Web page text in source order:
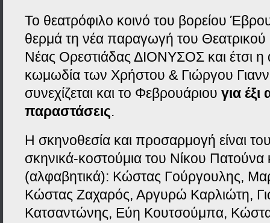
Το θεατρόφιλο κοινό του βορείου
θερμά τη νέα παραγωγή του Θεατρικού
Νέας Ορεστιάδας ΔΙΟΝΥΣΟΣ και έτσι η
κωμωδία των Χρήστου & Γιώργου
συνεχίζεται και το Φεβρουάριου για έξι
παραστάσεις.
Η σκηνοθεσία και προσαρμογή είναι
σκηνικά-κοστούμια του Νίκου Πατούνα
(αλφαβητικά): Κώστας Γούργουλης,
Κώστας Ζαχαρός, Αργυρώ Καρλιώτη,
Κατσαντώνης, Εύη Κουτσούμπα,